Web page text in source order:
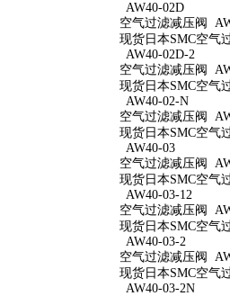
AW40-02D
空气过滤减压阀
现货日本SMC空气
AW40-02D-2
空气过滤减压阀
现货日本SMC空气
AW40-02-N
空气过滤减压阀
现货日本SMC空气
AW40-03
空气过滤减压阀
现货日本SMC空气
AW40-03-12
空气过滤减压阀
现货日本SMC空气
AW40-03-2
空气过滤减压阀
现货日本SMC空气
AW40-03-2N